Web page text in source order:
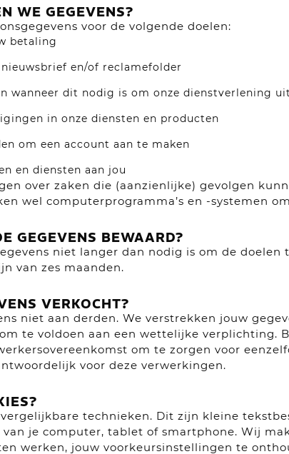
WE GEGEVENS?
voor de volgende doelen:
betaling
en/of reclamefolder
wanneer dit nodig is om onze dienstverlening
in onze diensten en producten
om een account aan te maken
en diensten aan jou
over zaken die (aanzienlijke) gevolgen
wel computerprogramma’s en -systemen
GEGEVENS BEWAARD?
niet langer dan nodig is om de
van zes maanden.
VERKOCHT?
niet aan derden. We verstrekken jouw
te voldoen aan een wettelijke verplichting.
om te zorgen voor
voor deze verwerkingen.
technieken. Dit zijn kleine
je computer, tablet of smartphone. Wij
werken, jouw voorkeursinstellingen te